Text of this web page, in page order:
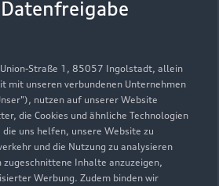
Union-Straße 1, 85057 Ingolstadt, allein
mit unseren verbundenen Unternehmen
nutzen auf unserer Website
die Cookies und ähnliche Technologien
uns helfen, unsere Website zu
und die Nutzung zu analysieren
Inhalte anzuzeigen,
Werbung. Zudem binden wir
Faid